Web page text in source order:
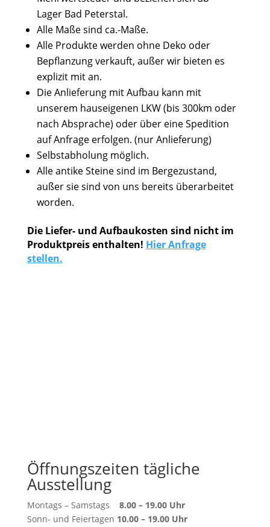
Lager Bad Peterstal.
Alle Maße sind ca.-Maße.
Alle Produkte werden ohne Deko oder
Bepflanzung verkauft, außer wir bieten es
explizit mit an.
Die Anlieferung mit Aufbau kann mit
unserem hauseigenen LKW (bis 300km oder
nach Absprache) oder über eine Spedition
auf Anfrage erfolgen. (nur Anlieferung)
Selbstabholung möglich.
Alle antike Steine sind im Bergezustand,
außer sie sind von uns bereits überarbeitet
worden.
Die Liefer- und Aufbaukosten sind nicht im
Produktpreis enthalten! Hier Anfrage
stellen.
Öffnungszeiten tägliche
Ausstellung
Montags – Samstags 8.00 – 19.00 Uhr
Sonn- und Feiertagen 10.00 – 19.00 Uhr